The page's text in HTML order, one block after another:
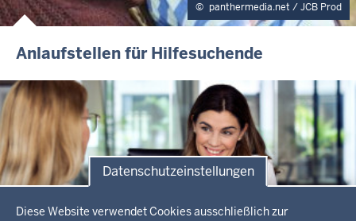
Datenschutzeinstellungen
Diese Website verwendet Cookies ausschließlich zur
panthermedia.net / JCB Prod
Anlaufstellen für Hilfesuchende